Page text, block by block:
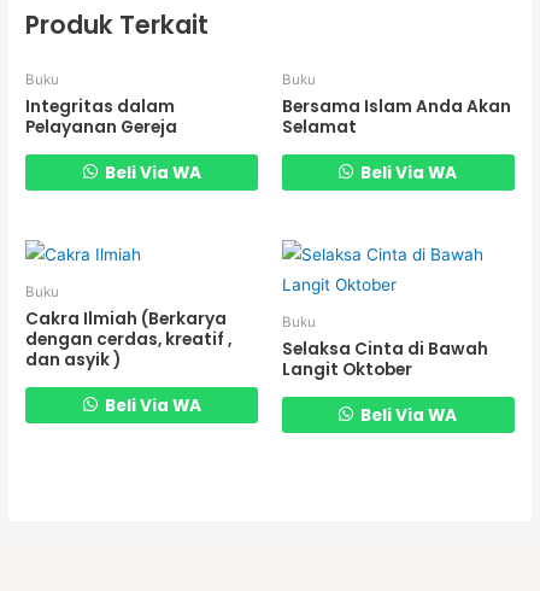
Produk Terkait
Buku
Integritas dalam
Pelayanan Gereja
Beli Via WA
Buku
Bersama Islam Anda Akan
Selamat
Beli Via WA
Buku
Cakra Ilmiah (Berkarya
dengan cerdas, kreatif ,
dan asyik )
Beli Via WA
Buku
Selaksa Cinta di Bawah
Langit Oktober
Beli Via WA